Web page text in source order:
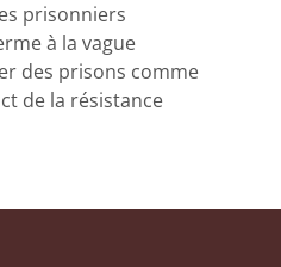
prisonniers
à la vague
des prisons comme
de la résistance